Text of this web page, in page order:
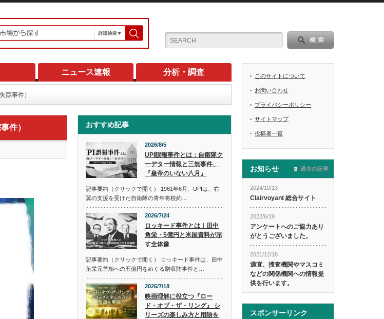
ニュース速報 分析・調査
踪事件）
件） おすすめ記事
2026/8/5
UPI誤報事件とは：自衛隊ク
ーデター情報と三無事件、
『皇帝のいない八月』
記事要約（クリックで開く） 1961年6月、UPIは、右
翼の支援を受けた自衛隊の青年将校約…
2026/7/24
ロッキード事件とは｜田中
角栄・5億円と米国資料が示
す全体像
記事要約（クリックで開く） ロッキード事件は、田中
角栄元首相への五億円をめぐる贈収賄事件と…
2026/7/18
映画理解に役立つ『ロー
ド・オブ・ザ・リング』 シ
リーズの楽しみ方と用語を
このサイトについて
お問い合わせ
プライバシーポリシー
サイトマップ
投稿者一覧
お知らせ
2024/10/13
Clairvoyant 総合サイト
2022/6/19
アンケートへのご協力あり
がとうございました。
2021/12/18
適宜、捜査機関やマスコミ
などの関係機関への情報提
供を行います。
過去の記事
スポンサーリンク